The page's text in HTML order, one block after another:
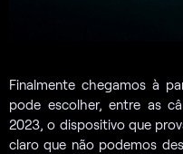
Finalmente chegamos à
pode escolher, entre as
2023, o dispositivo que
claro que não podemos